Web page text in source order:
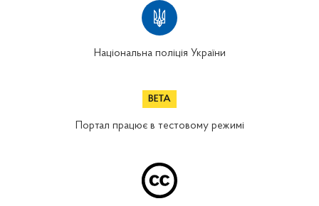
Національна поліція України
Портал працює в тестовому режимі